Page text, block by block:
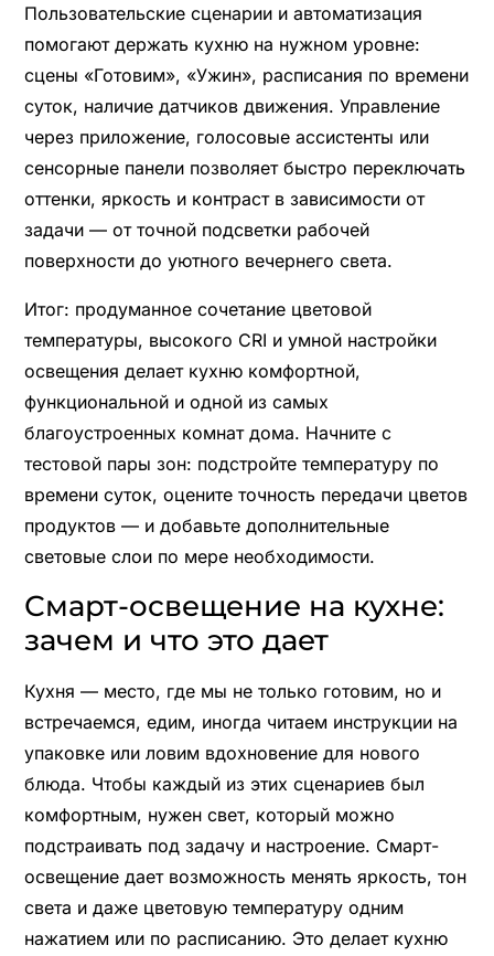
Пользовательские сценарии и автоматизация
помогают держать кухню на нужном уровне:
сцены «Готовим», «Ужин», расписания по времени
суток, наличие датчиков движения. Управление
через приложение, голосовые ассистенты или
сенсорные панели позволяет быстро переключать
оттенки, яркость и контраст в зависимости от
задачи — от точной подсветки рабочей
поверхности до уютного вечернего света.
Итог: продуманное сочетание цветовой
температуры, высокого CRI и умной настройки
освещения делает кухню комфортной,
функциональной и одной из самых
благоустроенных комнат дома. Начните с
тестовой пары зон: подстройте температуру по
времени суток, оцените точность передачи цветов
продуктов — и добавьте дополнительные
световые слои по мере необходимости.
Смарт-освещение на кухне:
зачем и что это дает
Кухня — место, где мы не только готовим, но и
встречаемся, едим, иногда читаем инструкции на
упаковке или ловим вдохновение для нового
блюда. Чтобы каждый из этих сценариев был
комфортным, нужен свет, который можно
подстраивать под задачу и настроение. Смарт-
освещение дает возможность менять яркость, тон
света и даже цветовую температуру одним
нажатием или по расписанию. Это делает кухню